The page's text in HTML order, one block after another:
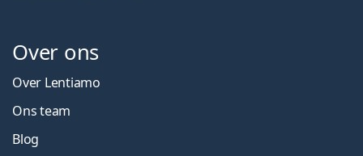
Over ons
Over Lentiamo
Ons team
Blog